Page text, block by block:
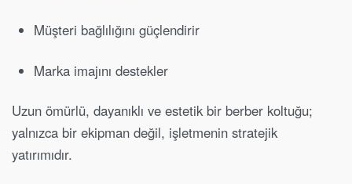
Müşteri bağlılığını güçlendirir
Marka imajını destekler
Uzun ömürlü, dayanıklı ve estetik bir berber koltuğu;
yalnızca bir ekipman değil, işletmenin stratejik
yatırımıdır.